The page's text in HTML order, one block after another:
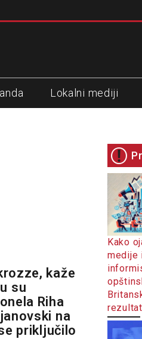
Lokalni mediji
kaže
su
Riha
na
priključilo
Kako
medije